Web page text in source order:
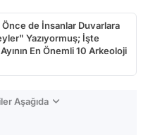
Önce de İnsanlar Duvarlara
Yazıyormuş; İşte
En Önemli 10 Arkeoloji
Aşağıda